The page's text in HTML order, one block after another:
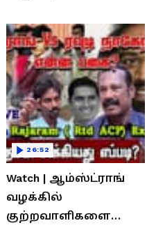
Watch | ஆம்ஸ்ட்ராங்
வழக்கில்
குற்றவாளிகளை
26:52